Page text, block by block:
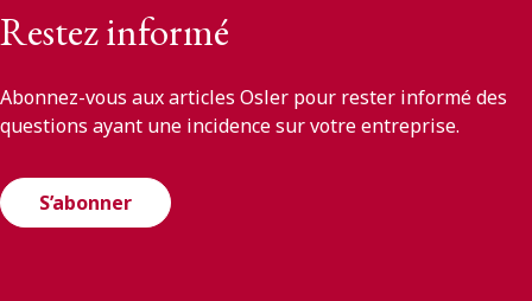
Restez informé
Abonnez-vous aux articles Osler pour rester informé des
questions ayant une incidence sur votre entreprise.
S’abonner